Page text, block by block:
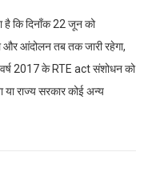
है कि दिनाँक 22 जून को
और आंदोलन तब तक जारी रहेगा,
2017 के RTE act संशोधन को
या राज्य सरकार कोई अन्य